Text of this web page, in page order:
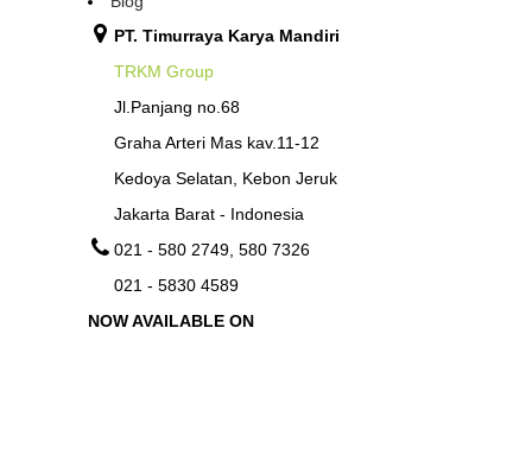
PT. Timurraya Karya Mandiri
TRKM Group
Jl.Panjang no.68
Graha Arteri Mas kav.11-12
Kedoya Selatan, Kebon Jeruk
Jakarta Barat - Indonesia
021 - 580 2749, 580 7326
021 - 5830 4589
NOW AVAILABLE ON